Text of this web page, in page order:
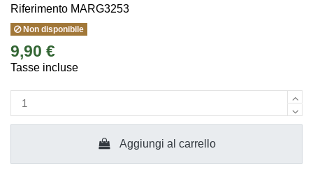
Riferimento MARG3253
Non disponibile
9,90 €
Tasse incluse
Aggiungi al carrello